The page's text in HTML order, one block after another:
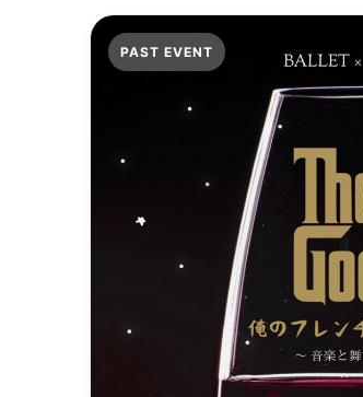
PAST EVENT